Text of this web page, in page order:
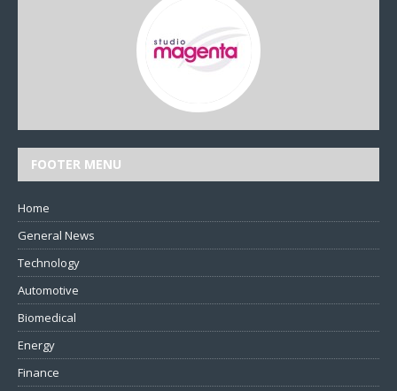
FOOTER MENU
Home
General News
Technology
Automotive
Biomedical
Energy
Finance